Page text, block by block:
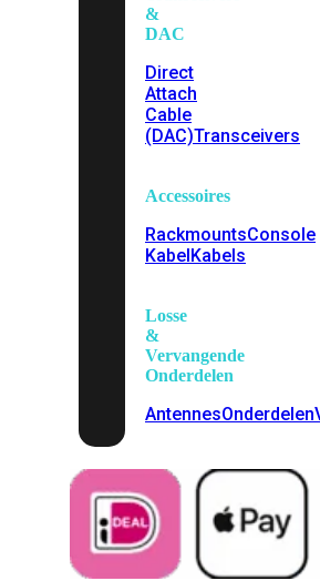
&
DAC
Direct
Attach
Cable
(DAC)Transceivers
Accessoires
RackmountsConsole
KabelKabels
Losse
&
Vervangende
Onderdelen
AntennesOnderdelen